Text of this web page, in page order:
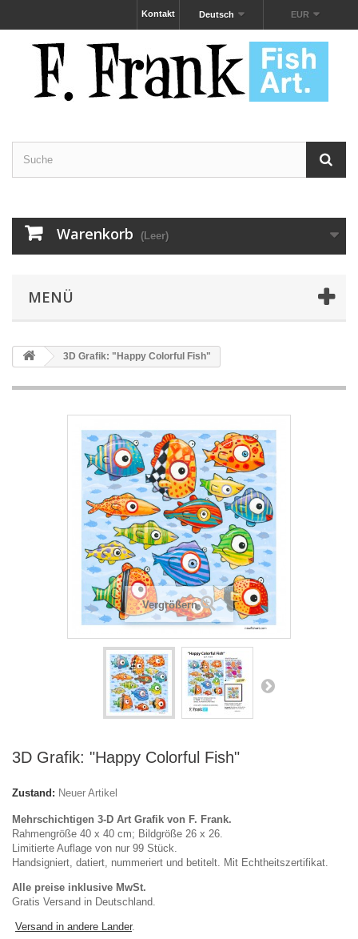
EUR
Deutsch
Kontakt
Warenkorb (Leer)
MENÜ
3D Grafik: "Happy Colorful Fish"
Vergrößern
3D Grafik: "Happy Colorful Fish"
Zustand: Neuer Artikel
Mehrschichtigen 3-D Art Grafik von F. Frank.
Rahmengröße 40 x 40 cm; Bildgröße 26 x 26.
Limitierte Auflage von nur 99 Stück.
Handsigniert, datiert, nummeriert und betitelt. Mit Echtheitszertifikat.
Alle preise inklusive MwSt.
Gratis Versand in Deutschland.
Versand in andere Lander.